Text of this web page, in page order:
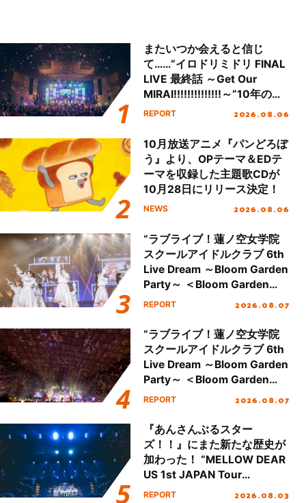
またいつか会えると信じ
て……“イロドリミドリ FINAL
LIVE 最終話 ～Get Our
MIRAI!!!!!!!!!!!!!!～”10年の活
動を経てファイナルを迎える
REPORT 2026.08.06
10月放送アニメ『パンどろぼ
う』より、OPテーマ＆EDテ
ーマを収録した主題歌CDが
10月28日にリリース決定！
NEWS 2026.08.06
“ラブライブ！蓮ノ空女学院
スクールアイドルクラブ 6th
Live Dream ～Bloom Garden
Party～ ＜Bloom Garden
Party Stage／埼玉公演＞”
REPORT 2026.08.07
“ラブライブ！蓮ノ空女学院
スクールアイドルクラブ 6th
Live Dream ～Bloom Garden
Party～ ＜Bloom Garden
Party Stage／埼玉公演＞”
REPORT 2026.08.07
『あんさんぶるスター
ズ！！』にまた新たな歴史が
加わった！ “MELLOW DEAR
US 1st JAPAN Tour
Final「NICE to meet YOU
REPORT 2026.08.03